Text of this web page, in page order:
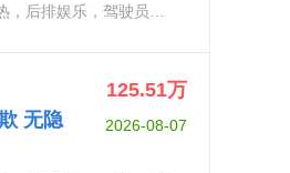
后排娱乐，驾驶员辅
125.51万
2026-08-07
无隐